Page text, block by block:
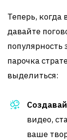
Теперь, когда
давайте
популярность
парочка
выделиться:
видео,
ваше